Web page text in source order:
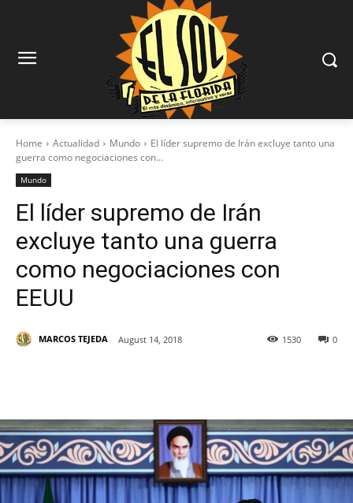
Home Actualidad Mundo
El líder supremo de Irán excluye tanto una
guerra como negociaciones con...
Mundo
El líder supremo de Irán
excluye tanto una guerra
como negociaciones con
EEUU
MARCOS TEJEDA August 14, 2018 0
1530